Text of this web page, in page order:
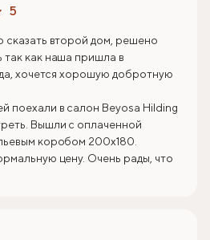
5
сказать второй дом, решено
так как наша пришла в
хочется хорошую добротную
поехали в салон Beyosa Hilding
Вышли с оплаченной
коробом 200х180.
цену. Очень рады, что